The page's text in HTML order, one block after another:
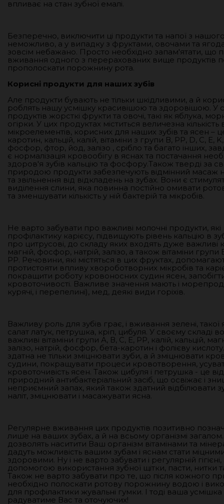
впливає на стан зубної емалі.
Безперечно, виключити ці продукти та напої з
неможливо, а у випадку з фруктами, овочами та
зовсім небажано. Просто необхідно запам'ятати, що
вживання одного з перерахованих вище продуктів
прополоскати порожнину рота.
Корисні продукти для наших зубів
Але продукти бувають не тільки шкідливими, а й
роблять нашу усмішку красивішою та здоровішою. У
продуктів жорсткі фрукти та овочі, такі як яблука,
огірки. У цих продуктах міститься величезна кількість
мікроелементів, корисних для наших зубів та ясен –
каротин, кальцій, калій, вітаміни з групи В, РР, D, С, E,
фосфор, фтор, йод, залізо , срібло та багато інших,
є нормалізація кровообігу в яснах та постачання
здоров'я зубів кальцію та фосфору.Також тверді за
природою продукти забезпечують відмінний масаж
та звільнення від відкладень на зубах. Вони є
виділення слини, яка повинна постійно омивати
та зменшувати кількість у ній бактерій та мікробів.
Не варто забувати про важливі молочні продукти,
профілактику карієсу, підвищують рівень кальцію в
про цитрусові, до складу яких входять дуже важливі
магній, фосфор, натрій, залізо, а також вітаміни групи
РР. Речовини, які містяться в цих фруктах,
протистояти впливу хвороботворних мікробів та
покращити роботу кровоносних судин ясен,
кровоточивості. Важливе значення мають і
курячі, і перепелині), мед, деякі види горіхів.
Важливу роль для зубів грає, і вживання зелені, такої
салат латук, петрушка, кріп, цибуля. У своєму складі
важливі вітаміни групи А, В, С, Е, РР, калій, кальцій,
залізо, натрій, фосфор, бета-каротин і фолієву
здатна не тільки зміцнювати зуби, а й зміцнювати
судини, покращувати процеси кровотворення,
кровоточивість ясен. Також цибуля і петрушка - це
природний антибактеріальний засіб, що освіжає і
неприємний запах, який також здатний відбілювати
наліт, зміцнювати і масажувати ясна.
Регулярне вживання цих продуктів позитивно
лише на ваших зубах, а й на всьому організмі
дозволять наситити Ваш організм вітамінами та
дадуть можливість вашим зубам і яснам стати
здоровими. Ну і не варто забувати і регулярній гігієні,
допомогою використання зубної щітки, пасти, нитки
Також не варто забувати про те, що після кожного
необхідно полоскати ротову порожнину водою і
для профілактики жувальні гумки. І тоді ваша
радуватиме Вас та оточуючих!